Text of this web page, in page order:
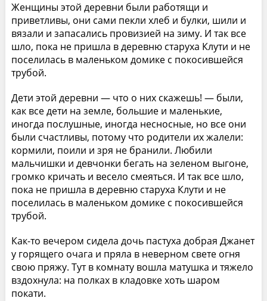
Женщины этой деревни были работящи и
приветливы, они сами пекли хлеб и булки, шили и
вязали и запасались провизией на зиму. И так все
шло, пока не пришла в деревню старуха Клути и не
поселилась в маленьком домике с покосившейся
трубой.
Дети этой деревни — что о них скажешь! — были,
как все дети на земле, большие и маленькие,
иногда послушные, иногда несносные, но все они
были счастливы, потому что родители их жалели:
кормили, поили и зря не бранили. Любили
мальчишки и девчонки бегать на зеленом выгоне,
громко кричать и весело смеяться. И так все шло,
пока не пришла в деревню старуха Клути и не
поселилась в маленьком домике с покосившейся
трубой.
Как-то вечером сидела дочь пастуха добрая Джанет
у горящего очага и пряла в неверном свете огня
свою пряжу. Тут в комнату вошла матушка и тяжело
вздохнула: на полках в кладовке хоть шаром
покати.